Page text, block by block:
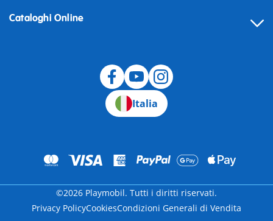
Cataloghi Online
Italia
©2026 Playmobil. Tutti i diritti riservati.
Privacy PolicyCookiesCondizioni Generali di Vendita